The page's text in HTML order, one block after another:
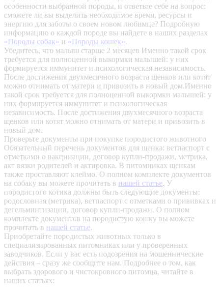
особенности выбранной породы, и ответьте себе на вопрос:
сможете ли вы выделить необходимое время, ресурсы и
энергию для заботы о своем новом любимце? Подробную
информацию о каждой породе вы найдете в наших разделах
«Породы собак» и «Породы кошек».
Убедитесь, что малыш старше 2 месяцев Именно такой срок
требуется для полноценной выкормки малышей: у них
формируется иммунитет и психологическая независимость.
После достижения двухмесячного возраста щенков или котят
можно отнимать от матери и привозить в новый дом.Именно
такой срок требуется для полноценной выкормки малышей: у
них формируется иммунитет и психологическая
независимость. После достижения двухмесячного возраста
щенков или котят можно отнимать от матери и привозить в
новый дом.
Проверьте документы при покупке породистого животного
Обязательный перечень документов для щенка: ветпаспорт с
отметками о вакцинации, договор купли-продажи, метрика,
акт вязки родителей и актировка. В питомниках щенкам
также проставляют клеймо. О полном комплекте документов
на собаку вы можете прочитать в нашей статье. У
породистого котика должны быть следующие документы:
родословная (метрика), ветпаспорт с отметками о прививках и
дегельминтизации, договор купли-продажи. О полном
комплекте документов на породистую кошку вы можете
прочитать в нашей статье.
Приобретайте породистых животных только в
специализированных питомниках или у проверенных
заводчиков. Если у вас есть подозрения на мошеннические
действия – сразу же сообщите нам. Подробнее о том, как
выбрать здорового и чистокровного питомца, читайте в
наших статьях: